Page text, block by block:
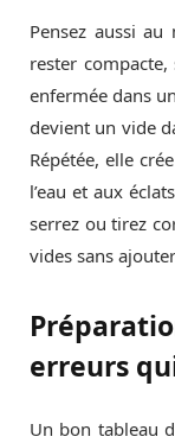
Pensez aussi
rester compacte,
enfermée dans
devient un vide
Répétée, elle
l’eau et aux
serrez ou tirez
vides sans
erreurs
Un bon tableau